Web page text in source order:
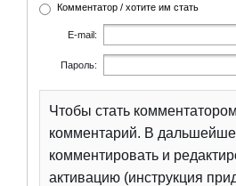
Комментатор / хотите им стать
E-mail:
Пароль:
Чтобы стать
комментарий. В
комментировать и
активацию (инструкция